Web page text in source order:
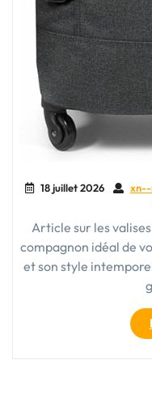
18 juillet 2026
Article sur les
compagnon idéal de
et son style